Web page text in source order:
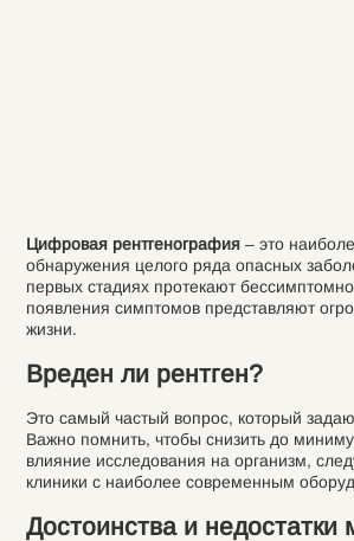
Цифровая рентгенография– это
обнаружения целого ряда опасных
первых стадиях протекают
появления симптомов представляют
жизни.
Вреден ли рентген?
Это самый частый вопрос, который
Важно помнить, чтобы снизить до
влияние исследования на организм,
клиники с наиболее современным
Достоинства и недостатки